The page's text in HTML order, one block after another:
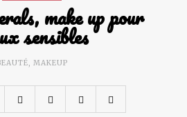
make up pour
sensibles
, MAKEUP